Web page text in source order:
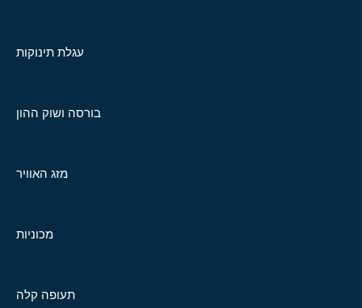
עגלת תינוקות
בורסה ושוק ההון
מזג האוויר
מכוניות
תעופה קלה